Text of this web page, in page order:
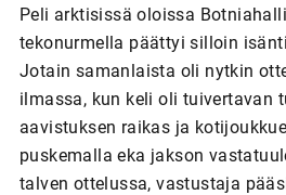
Peli arktisissä oloissa
tekonurmella päättyi silloin
Jotain samanlaista oli nytkin
ilmassa, kun keli oli tuivertavan
aavistuksen raikas ja
puskemalla eka jakson
talven ottelussa, vastustaja